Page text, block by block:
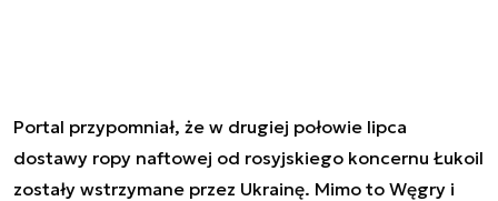
Portal przypomniał, że w drugiej połowie lipca
dostawy ropy naftowej od rosyjskiego koncernu Łukoil
zostały wstrzymane przez Ukrainę. Mimo to Węgry i